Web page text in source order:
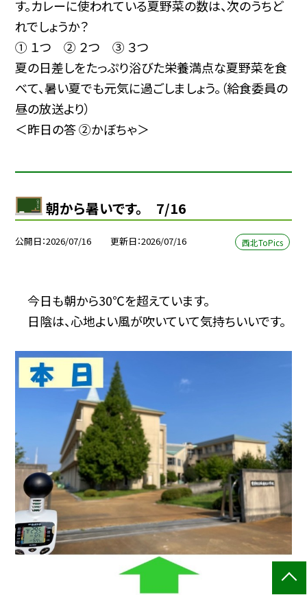
す。カレーに使われている夏野菜の数は、次のうちど
れでしょうか？
① １つ ② ２つ ③ ３つ
夏の日差しをたっぷり浴びた栄養満点な夏野菜を食
べて、暑い夏でも元気に過ごしましょう。（給食委員の
昼の放送より）
＜昨日の答 ②かぼちゃ＞
朝から暑いです。 7/16
公開日 2026/07/16 更新日 2026/07/16 西北ToPics
今日も朝から30℃を超えています。
日陰は、心地よい風が吹いていて気持ちいいです。